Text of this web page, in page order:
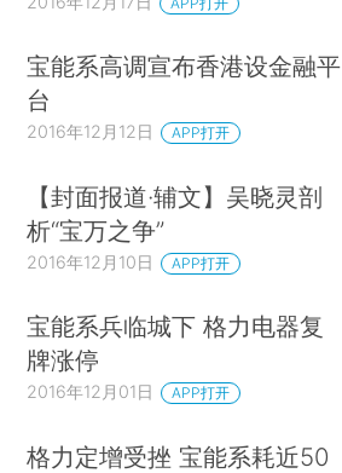
宝能系高调宣布香港设金融平
台
2016年12月12日 APP打开
【封面报道·辅文】吴晓灵剖
析“宝万之争”
2016年12月10日 APP打开
宝能系兵临城下 格力电器复
牌涨停
2016年12月01日 APP打开
格力定增受挫 宝能系耗近50